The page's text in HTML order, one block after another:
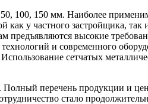
100, 150 мм. Наиболее
как у частного застройщика, так
предъявляются высокие
и современного
сетчатых
перечень продукции и
стало